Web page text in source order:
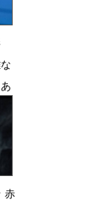
赤